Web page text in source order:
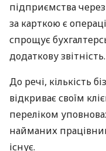
підприємства через
за карткою є
спрощує
додаткову звітність.
До речі, кількість
відкриває своїм
переліком
найманих
існує.